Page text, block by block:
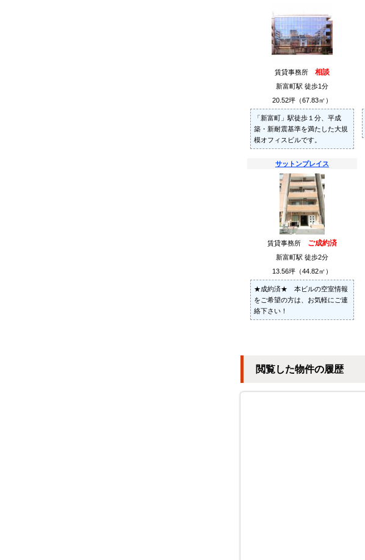
賃貸事務所 相談
新富町駅 徒歩1分
20.52坪（67.83㎡）
「新富町」駅徒歩１分、平成
築・新耐震基準を満たした大規
模オフィスビルです。
サットンプレイス
賃貸事務所 ご成約済
新富町駅 徒歩2分
13.56坪（44.82㎡）
★成約済★ 本ビルの空室情報
をご希望の方は、お気軽にご連
絡下さい！
閲覧した物件の履歴